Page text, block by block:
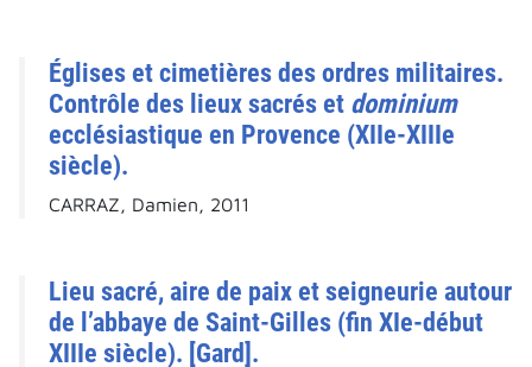
Églises et cimetières des ordres militaires.
Contrôle des lieux sacrés et dominium
ecclésiastique en Provence (XIIe-XIIIe
siècle).
CARRAZ, Damien, 2011
Lieu sacré, aire de paix et seigneurie autour
de l’abbaye de Saint-Gilles (fin XIe-début
XIIIe siècle). [Gard].